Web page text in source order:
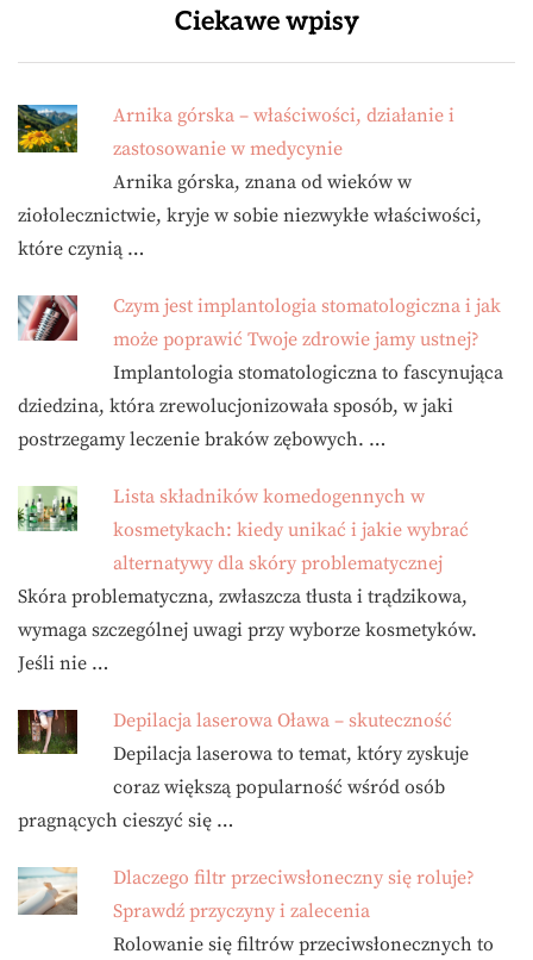
Ciekawe wpisy
Arnika górska – właściwości, działanie i
zastosowanie w medycynie
Arnika górska, znana od wieków w
ziołolecznictwie, kryje w sobie niezwykłe właściwości,
które czynią …
Czym jest implantologia stomatologiczna i jak
może poprawić Twoje zdrowie jamy ustnej?
Implantologia stomatologiczna to fascynująca
dziedzina, która zrewolucjonizowała sposób, w jaki
postrzegamy leczenie braków zębowych. …
Lista składników komedogennych w
kosmetykach: kiedy unikać i jakie wybrać
alternatywy dla skóry problematycznej
Skóra problematyczna, zwłaszcza tłusta i trądzikowa,
wymaga szczególnej uwagi przy wyborze kosmetyków.
Jeśli nie …
Depilacja laserowa Oława – skuteczność
Depilacja laserowa to temat, który zyskuje
coraz większą popularność wśród osób
pragnących cieszyć się …
Dlaczego filtr przeciwsłoneczny się roluje?
Sprawdź przyczyny i zalecenia
Rolowanie się filtrów przeciwsłonecznych to